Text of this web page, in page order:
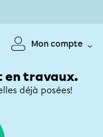
Mon compte
en travaux.
déjà posées!